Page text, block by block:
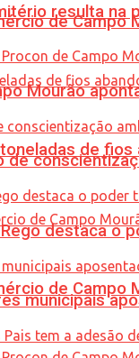
resulta na
de
de Campo
de Campo
Mourão
de
destaca
municipais